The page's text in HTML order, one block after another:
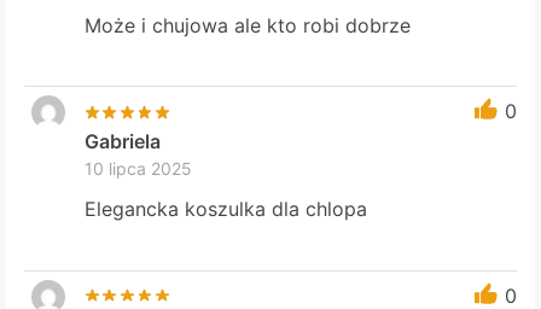
Może i chujowa ale kto robi dobrze
0
Gabriela
10 lipca 2025
Elegancka koszulka dla chlopa
0